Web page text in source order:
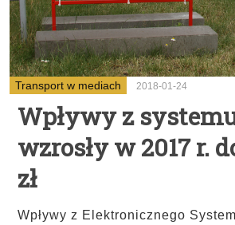
Transport w mediach 2018-01-24
Wpływy z
wzrosły w 2017 r.
zł
Wpływy z Elektronicznego